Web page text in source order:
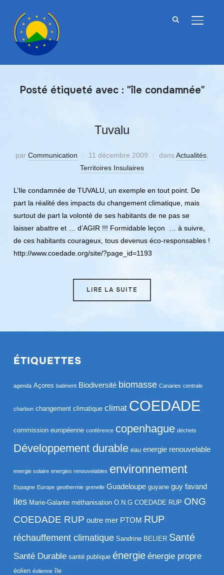
Posté étiqueté avec : "île condamnée"
Tuvalu
par Communication 11 décembre 2009 dansActualités
Territoires Insulaires
L’Ile condamnée de TUVALU, un exemple en tout point. De
part la réalité des impacts du changement climatique, mais
surtout de part la volonté de ses habitants de ne pas se
laisser abattre et … d’AGIR !!! Formidable leçon … à suivre,
de ces habitants courageux, tous devenus éco-responsables !
http://www.coedade.org/site/?page_id=1193
LIRE LA SUITE
ÉTIQUETTES
agenda Açores batiment Biodiversité biomasse Canaries centrale
charbon changement climatique climat COEDADE
commission européenne conférence copenhague déchets
Développement durable eau energie renouvelable
energie solaire energies renouvelables environnement
Espagne Europe geothermie grenelle Guadeloupe guyane guy favand
iles Marie-Galante méthanisation O.N.G COEDADE RUP ONG
COEDADE RUP outre mer PTOM RUP
réchauffement climatique Sandrine BELIER Santé
Santé Durable santé publique énergie énergie propre
éolien éolienne île